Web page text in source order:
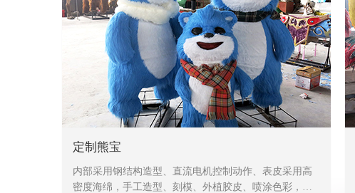
定制熊宝
内部采用钢结构造型、直流电机控制动作、表皮采用高
密度海绵，手工造型、刻模、外植胶皮、喷涂色彩，产